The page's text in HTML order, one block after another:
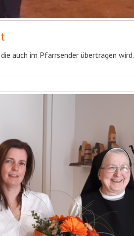
auch im Pfarrsender übertragen wird.